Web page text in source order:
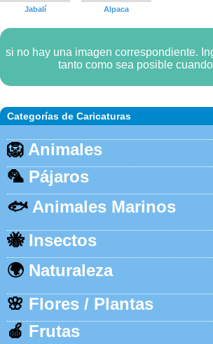
Categorías de Caricaturas
🦁 Animales
🦜 Pájaros
🐟 Animales Marinos
🐝 Insectos
🌍 Naturaleza
🌸 Flores / Plantas
🍎 Frutas
Jabalí Alpaca
si no hay una imagen correspondiente.
tanto como sea posible